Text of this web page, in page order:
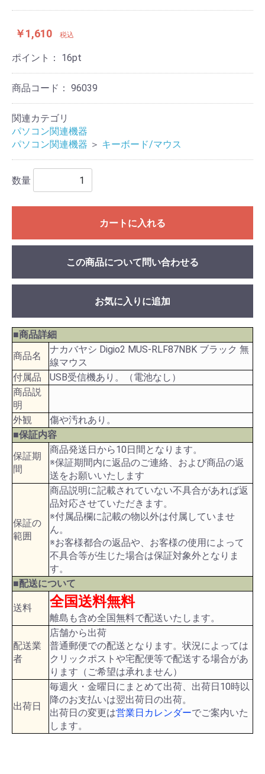
￥1,610 税込
ポイント： 16pt
商品コード： 96039
関連カテゴリ
パソコン関連機器
パソコン関連機器 ＞ キーボード/マウス
数量
カートに入れる
この商品について問い合わせる
お気に入りに追加
■商品詳細
商品名
ナカバヤシ Digio2 MUS-RLF87NBK ブラック 無
線マウス
付属品
USB受信機あり。（電池なし）
商品説
明
外観
傷や汚れあり。
■保証内容
保証期
間
商品発送日から10日間となります。
※保証期間内に返品のご連絡、および商品の返
送をお願いいたします
保証の
範囲
商品説明に記載されていない不具合があれば返
品対応させていただきます。
※付属品欄に記載の物以外は付属していませ
ん。
※お客様都合の返品や、お客様の使用によって
不具合等が生じた場合は保証対象外となりま
す。
■配送について
送料 全国送料無料
離島も含め全国無料で配送いたします。
配送業
者
店舗から出荷
普通郵便での配送となります。状況によっては
クリックポストや宅配便等で配送する場合があ
ります（ご希望は承れません）
出荷日
毎週火・金曜日にまとめて出荷、出荷日10時以
降のお支払いは翌出荷日の出荷。
出荷日の変更は営業日カレンダーでご案内いた
します。